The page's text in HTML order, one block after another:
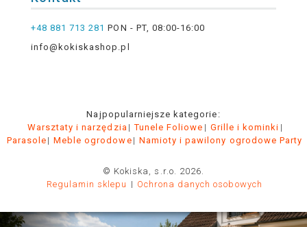
+48 881 713 281 PON - PT, 08:00-16:00
info@kokiskashop.pl
Najpopularniejsze kategorie:
Warsztaty i narzędzia
Tunele Foliowe
Grille i kominki
Parasole
Meble ogrodowe Namioty i pawilony ogrodowe Party
© Kokiska, s.r.o. 2026.
Regulamin sklepu
Ochrona danych osobowych